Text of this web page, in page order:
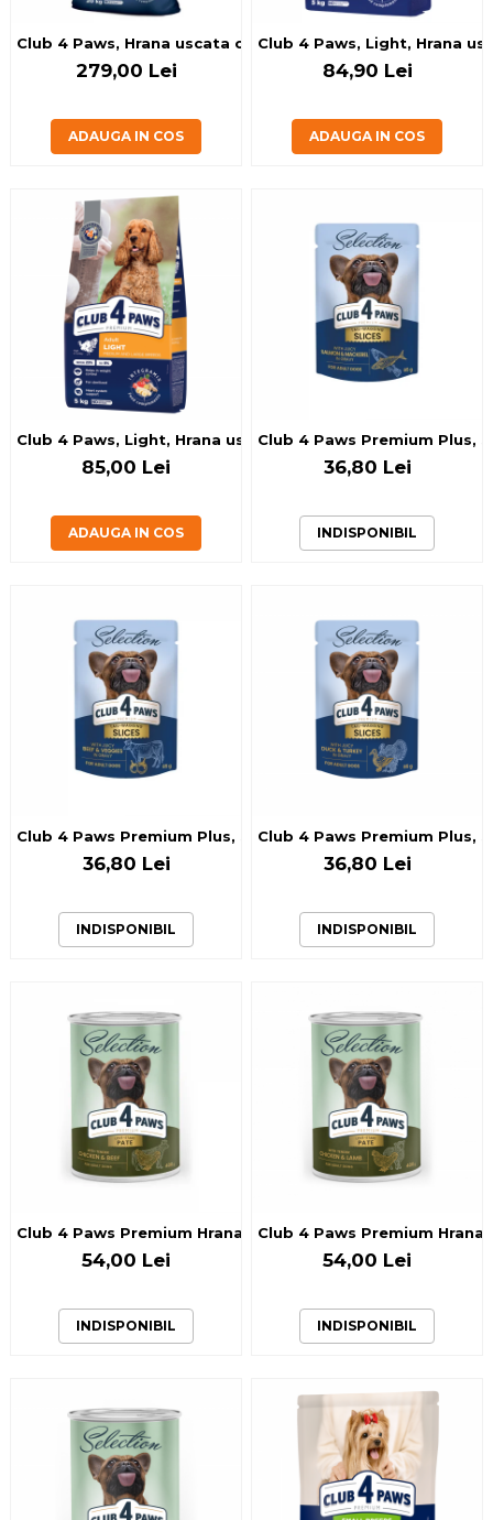
Club 4 Paws, Hrana uscata catei toate rasele, cu pui, 20kg
279,00 Lei
ADAUGA IN COS
Club 4 Paws, Light, Hrana
84,90 Lei
ADAUGA IN COS
Club 4 Paws, Light, Hrana uscata caini adulti sterilizati de
85,00 Lei
ADAUGA IN COS
Club 4 Paws Premium Plus,
36,80 Lei
INDISPONIBIL
Club 4 Paws Premium Plus, Selection, Hrana pentru caini
36,80 Lei
INDISPONIBIL
Club 4 Paws Premium Plus,
36,80 Lei
INDISPONIBIL
Club 4 Paws Premium Hrana umeda caini adulti - Pate cu
54,00 Lei
INDISPONIBIL
Club 4 Paws Premium
54,00 Lei
INDISPONIBIL